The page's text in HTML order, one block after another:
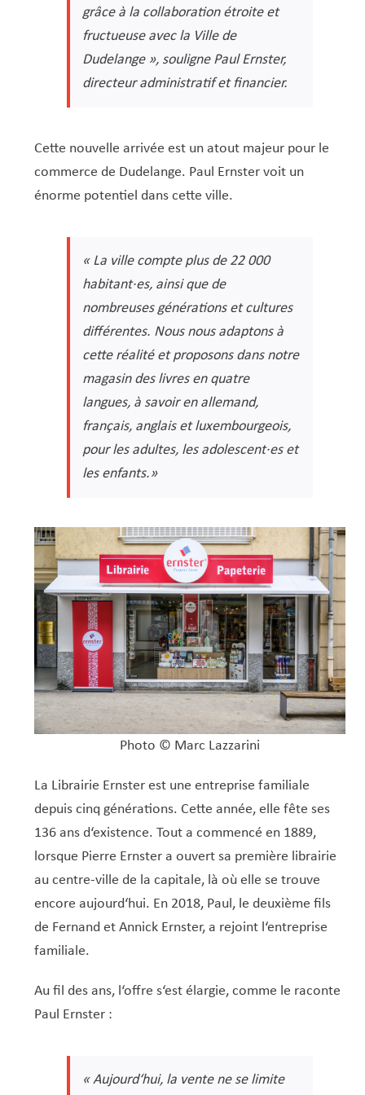
Musée municipal
Service national de la jeunesse (SNJ) – Antenne
Service écologique – Maison verte
Subsides et aides en matière d’environnement
Zones 20 & 30
Réserve naturelle Haard
Sentier narratif (Lauschterwee)
Service logement
Pacte Logement 2.0
PAG (Plan d’Aménagement Général)
PAP NQ (Plan d’Aménagement Particulier « Nouveau
Quartier »)
PAP approuvés
PAG/PAP QE – Modifications ponctuelles
PAP NQ
Projets à venir
grâce à la collaboration étroite et
fructueuse avec la Ville de
Dudelange », souligne Paul Ernster,
directeur administratif et financier.
Cette nouvelle arrivée est un atout majeur pour le
commerce de Dudelange. Paul Ernster voit un
énorme potentiel dans cette ville.
« La ville compte plus de 22 000
habitant·es, ainsi que de
nombreuses générations et cultures
différentes. Nous nous adaptons à
cette réalité et proposons dans notre
magasin des livres en quatre
langues, à savoir en allemand,
français, anglais et luxembourgeois,
pour les adultes, les adolescent·es et
les enfants.»
Photo © Marc Lazzarini
La Librairie Ernster est une entreprise familiale
depuis cinq générations. Cette année, elle fête ses
136 ans d‘existence. Tout a commencé en 1889,
lorsque Pierre Ernster a ouvert sa première librairie
au centre-ville de la capitale, là où elle se trouve
encore aujourd‘hui. En 2018, Paul, le deuxième fils
de Fernand et Annick Ernster, a rejoint l‘entreprise
familiale.
Au fil des ans, l‘offre s‘est élargie, comme le raconte
Paul Ernster :
« Aujourd‘hui, la vente ne se limite